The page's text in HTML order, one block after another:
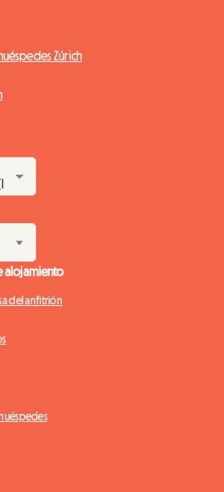
Zúrich
alojamiento
del anfitrión